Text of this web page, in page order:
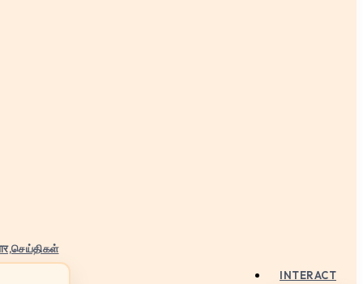
INTERACT